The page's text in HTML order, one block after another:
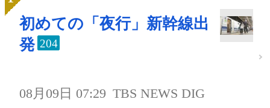
初めての「夜行」新幹線出
発 204
08月09日 07:29 TBS NEWS DIG